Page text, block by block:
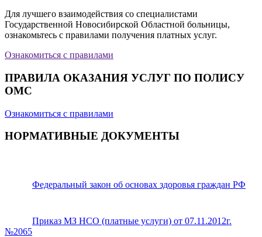
Для лучшего взаимодействия со специалистами
Государственной Новосибирской Областной больницы,
ознакомьтесь с правилами получения платных услуг.
Ознакомиться с правилами
ПРАВИЛА ОКАЗАНИЯ УСЛУГ ПО ПОЛИСУ
ОМС
Ознакомиться с правилами
НОРМАТИВНЫЕ ДОКУМЕНТЫ
Федеральный закон об основах здоровья граждан РФ
Приказ МЗ НСО (платные услуги) от 07.11.2012г.
№2065